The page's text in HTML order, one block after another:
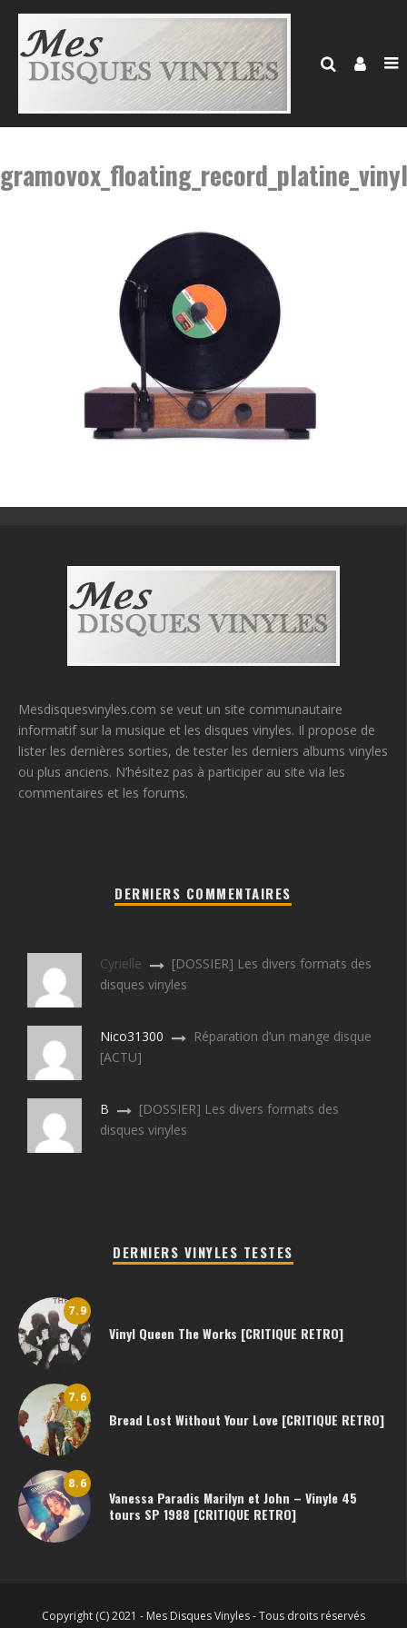
Mesdisquesvinyles.com se veut un site communautaire
informatif sur la musique et les disques vinyles. Il propose de
lister les dernières sorties, de tester les derniers albums vinyles
ou plus anciens. N’hésitez pas à participer au site via les
commentaires et les forums.
DERNIERS COMMENTAIRES
Cyrielle
[DOSSIER] Les divers formats des
disques vinyles
Nico31300
Réparation d’un mange disque
[ACTU]
B
[DOSSIER] Les divers formats des
disques vinyles
DERNIERS VINYLES TESTES
7.9
Vinyl Queen The Works [CRITIQUE RETRO]
7.6
Bread Lost Without Your Love [CRITIQUE RETRO]
8.6
Vanessa Paradis Marilyn et John – Vinyle 45
tours SP 1988 [CRITIQUE RETRO]
Copyright (C) 2021 - Mes Disques Vinyles - Tous droits réservés